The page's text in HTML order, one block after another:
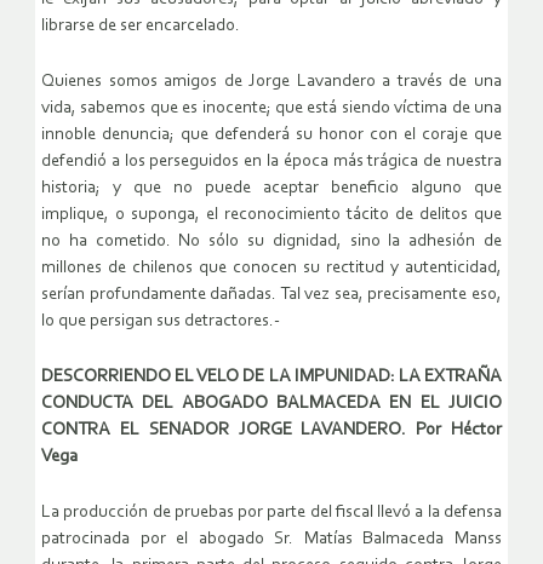
librarse de ser encarcelado.
Quienes somos amigos de Jorge Lavandero a través de una
vida, sabemos que es inocente; que está siendo víctima de una
innoble denuncia; que defenderá su honor con el coraje que
defendió a los perseguidos en la época más trágica de nuestra
historia; y que no puede aceptar beneficio alguno que
implique, o suponga, el reconocimiento tácito de delitos que
no ha cometido. No sólo su dignidad, sino la adhesión de
millones de chilenos que conocen su rectitud y autenticidad,
serían profundamente dañadas. Tal vez sea, precisamente eso,
lo que persigan sus detractores.-
DESCORRIENDO EL VELO DE LA IMPUNIDAD: LA EXTRAÑA
CONDUCTA DEL ABOGADO BALMACEDA EN EL JUICIO
CONTRA EL SENADOR JORGE LAVANDERO. Por Héctor
Vega
La producción de pruebas por parte del fiscal llevó a la defensa
patrocinada por el abogado Sr. Matías Balmaceda Manss